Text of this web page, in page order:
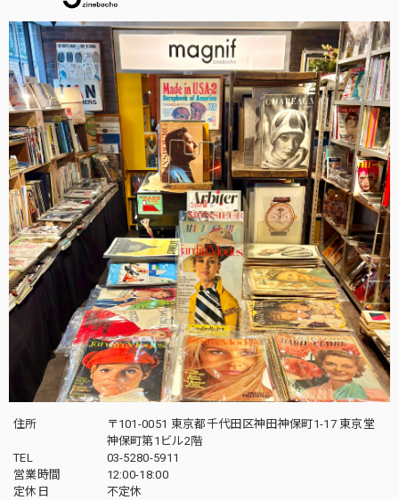
住所
〒101-0051 東京都千代田区神田神保町1-17 東京堂
神保町第1ビル2階
TEL
03-5280-5911
営業時間
12:00-18:00
定休日
不定休